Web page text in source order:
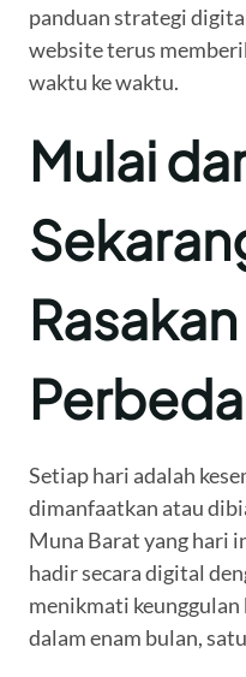
panduan strategi
website terus
waktu ke waktu.
Mulai
Rasakan
Setiap hari adalah
dimanfaatkan atau
Muna Barat yang hari
hadir secara digital
menikmati
dalam enam bulan,